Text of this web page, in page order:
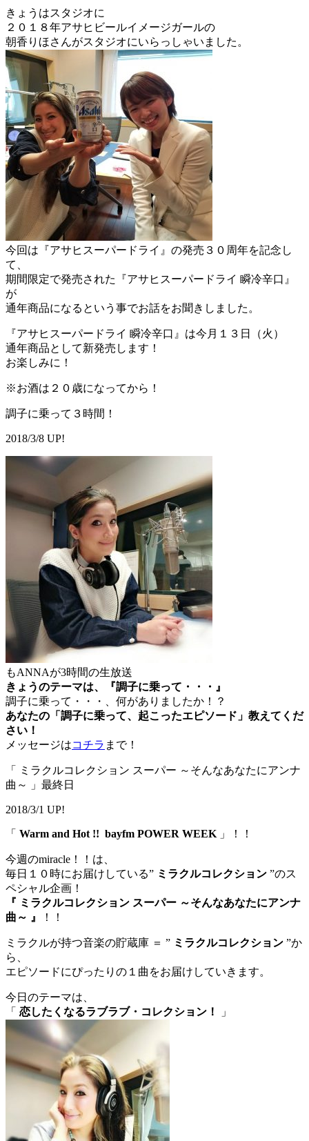
きょうはスタジオに
２０１８年アサヒビールイメージガールの
朝香りほさんがスタジオにいらっしゃいました。
今回は『アサヒスーパードライ』の発売３０周年を記念し
て、
期間限定で発売された『アサヒスーパードライ 瞬冷辛口』
が
通年商品になるという事でお話をお聞きしました。
『アサヒスーパードライ 瞬冷辛口』は今月１３日（火）
通年商品として新発売します！
お楽しみに！
※お酒は２０歳になってから！
調子に乗って３時間！
2018/3/8 UP!
もANNAが3時間の生放送
きょうのテーマは、
『調子に乗って・・・』
調子に乗って・・・、何がありましたか！？
あなたの「調子に乗って、起こったエピソード」教えてくだ
さい！
メッセージはコチラ まで！
「 ミラクルコレクション スーパー ～そんなあなたにアンナ
曲～ 」最終日
2018/3/1 UP!
「 Warm and Hot !! bayfm POWER WEEK 」！！
今週のmiracle！！は、
毎日１０時にお届けしている” ミラクルコレクション ”のス
ペシャル企画！
『 ミラクルコレクション スーパー ～そんなあなたにアンナ
曲～ 』
！！
ミラクルが持つ音楽の貯蔵庫 ＝ ” ミラクルコレクション ”か
ら、
エピソードにぴったりの１曲をお届けしていきます。
今日のテーマは、
「 恋したくなるラブラブ・コレクション！ 」